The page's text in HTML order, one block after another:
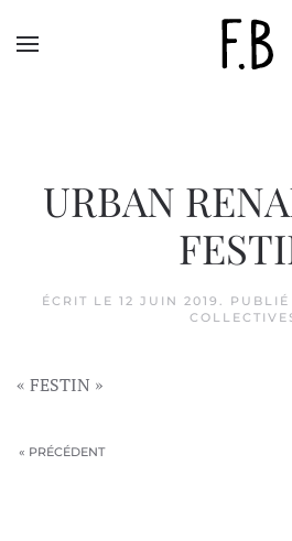
URBAN
ÉCRIT LE 12 JUIN 2019 . PUBLIÉ
« FESTIN »
« PRÉCÉDENT